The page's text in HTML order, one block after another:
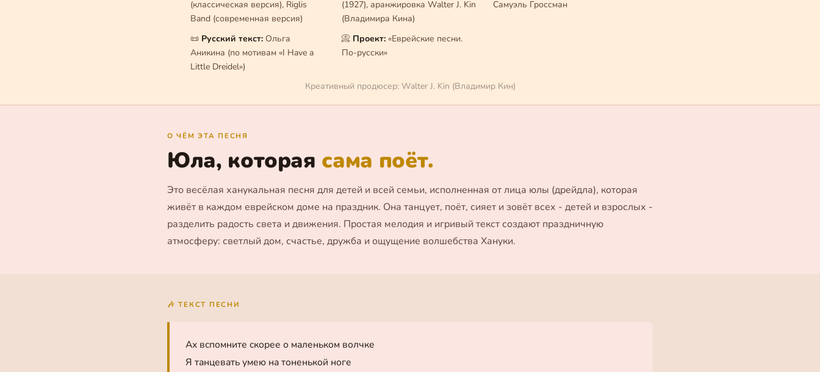
(классическая версия), Riglis
Band (современная версия)
(1927), аранжировка Walter J. Kin
(Владимира Кина)
Самуэль Гроссман
📜 Русский текст: Ольга
Аникина (по мотивам «I Have a
Little Dreidel»)
📀 Проект: «Еврейские песни.
По-русски»
Креативный продюсер: Walter J. Kin (Владимир Кин)
О ЧЁМ ЭТА ПЕСНЯ
Юла, которая сама поёт.
Это весёлая ханукальная песня для детей и всей семьи, исполненная от лица юлы (дрейдла), которая
живёт в каждом еврейском доме на праздник. Она танцует, поёт, сияет и зовёт всех - детей и взрослых -
разделить радость света и движения. Простая мелодия и игривый текст создают праздничную
атмосферу: светлый дом, счастье, дружба и ощущение волшебства Хануки.
🎶 ТЕКСТ ПЕСНИ
Ах вспомните скорее о маленьком волчке
Я танцевать умею на тоненькой ноге